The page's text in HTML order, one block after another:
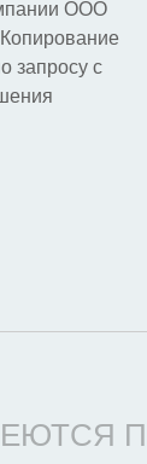
ООО
запросу с